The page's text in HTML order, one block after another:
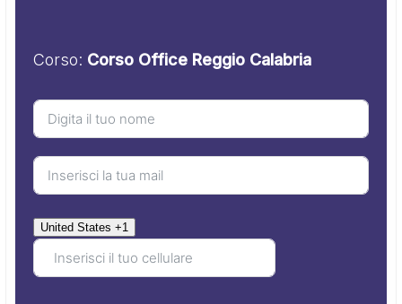
Corso: Corso Office Reggio Calabria
United States +1